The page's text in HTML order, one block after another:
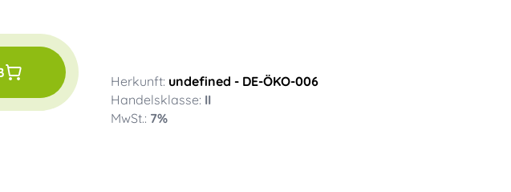
Herkunft: undefined - DE-ÖKO-006
Handelsklasse: II
MwSt.: 7%